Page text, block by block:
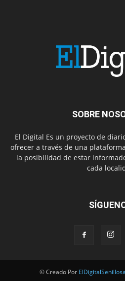
SOBRE
El Digital Es un proyecto de
ofrecer a través de una
la posibilidad de estar
cada
© Creado Por ElDigitalSenillosa